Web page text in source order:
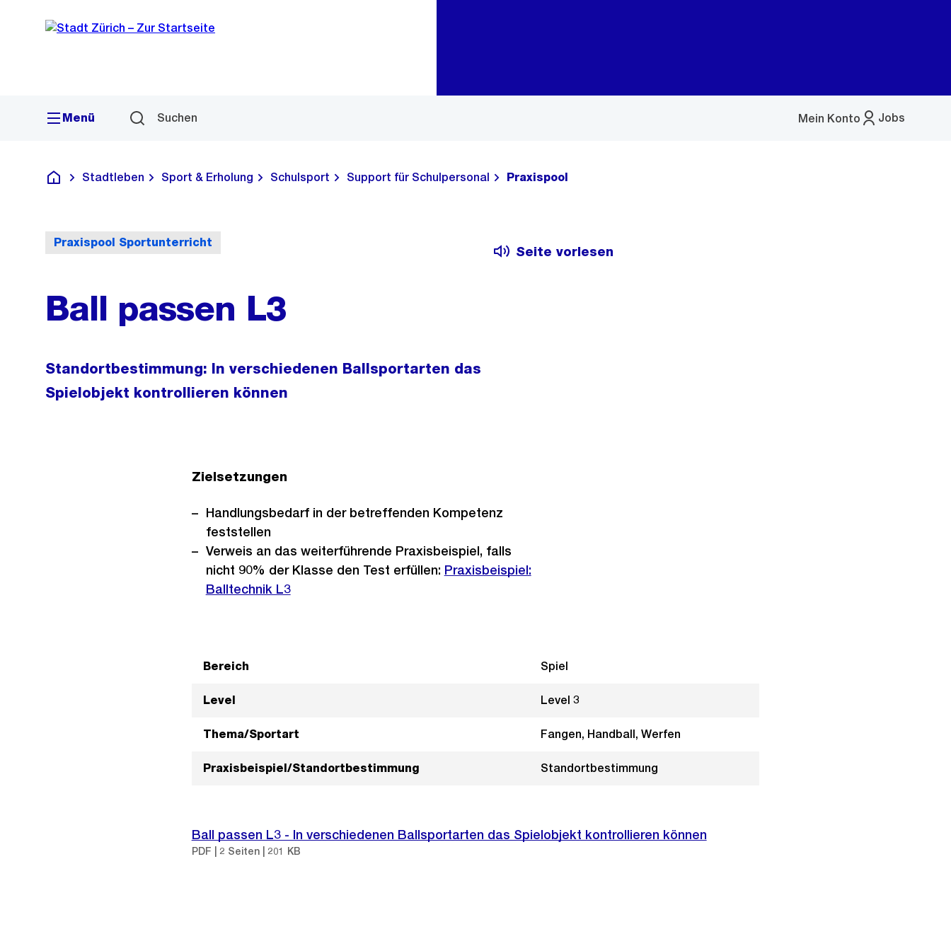
Navigation
Sprunglink
Menü Suchen Jobs
Mein Konto
Menü
Deutsch
Stadtleben Sport & Erholung Schulsport Support für Schulpersonal Praxispool
Praxispool Sportunterricht
Seite vorlesen
Ball passen L3
Standortbestimmung: In verschiedenen Ballsportarten das
Spielobjekt kontrollieren können
Zielsetzungen
Handlungsbedarf in der betreffenden Kompetenz
feststellen
Verweis an das weiterführende Praxisbeispiel, falls
nicht 90% der Klasse den Test erfüllen: Praxisbeispiel:
Balltechnik L3
Bereich Spiel
Level Level 3
Thema/Sportart Fangen, Handball, Werfen
Praxisbeispiel/Standortbestimmung Standortbestimmung
Ball passen L3 - In verschiedenen Ballsportarten das Spielobjekt kontrollieren können
PDF | 2 Seiten | 201 KB